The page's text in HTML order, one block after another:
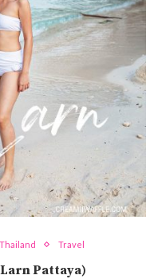
Thailand Travel
Pattaya)